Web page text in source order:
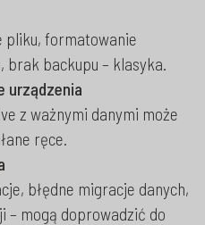
pliku, formatowanie
brak backupu – klasyka.
urządzenia
z ważnymi danymi może
ręce.
błędne migracje danych,
– mogą doprowadzić do